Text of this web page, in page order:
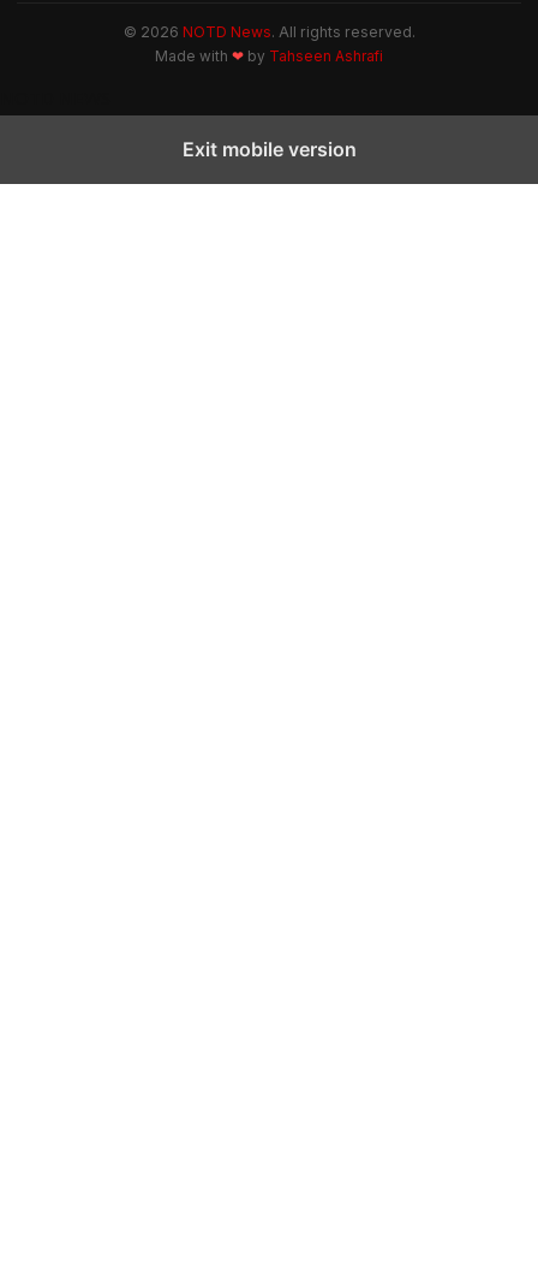
© 2026 NOTD News. All rights reserved.
Made with ❤ by Tahseen Ashrafi
Exit mobile version